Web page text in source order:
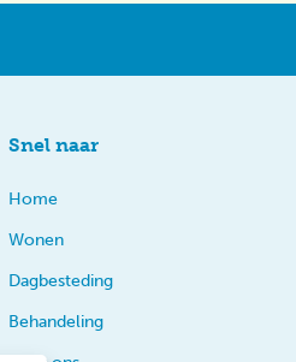
Snel naar
Home
Wonen
Dagbesteding
Behandeling